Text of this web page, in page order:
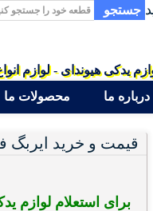
جستجو
یدکی هیوندای - لوازم
محصولات ما درباره ما
قیمت و خرید ایربگ
برای استعلام لوازم یدکی هیوندا با